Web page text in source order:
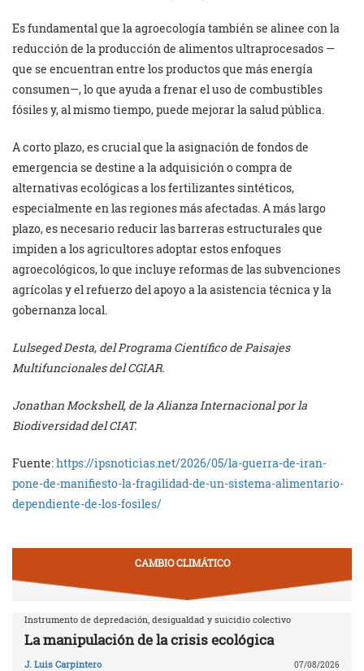
Es fundamental que la agroecología también se alinee con la
reducción de la producción de alimentos ultraprocesados —
que se encuentran entre los productos que más energía
consumen—, lo que ayuda a frenar el uso de combustibles
fósiles y, al mismo tiempo, puede mejorar la salud pública.
A corto plazo, es crucial que la asignación de fondos de
emergencia se destine a la adquisición o compra de
alternativas ecológicas a los fertilizantes sintéticos,
especialmente en las regiones más afectadas. A más largo
plazo, es necesario reducir las barreras estructurales que
impiden a los agricultores adoptar estos enfoques
agroecológicos, lo que incluye reformas de las subvenciones
agrícolas y el refuerzo del apoyo a la asistencia técnica y la
gobernanza local.
Lulseged Desta, del Programa Científico de Paisajes
Multifuncionales del CGIAR.
Jonathan Mockshell, de la Alianza Internacional por la
Biodiversidad del CIAT.
Fuente:https://ipsnoticias.net/2026/05/la-guerra-de-iran-
pone-de-manifiesto-la-fragilidad-de-un-sistema-alimentario-
dependiente-de-los-fosiles/
CAMBIO CLIMÁTICO
Instrumento de depredación, desigualdad y suicidio colectivo
La manipulación de la crisis ecológica
J. Luis Carpintero 07/08/2026